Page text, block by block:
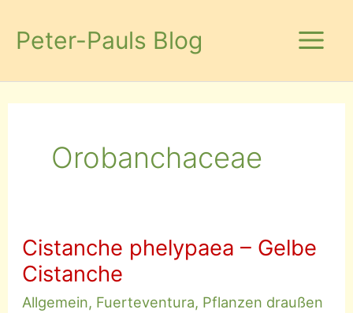
InhaltPeter-Pauls Blog
Orobanchaceae
Cistanche phelypaea – Gelbe
Cistanche
Allgemein, Fuerteventura, Pflanzen draußen